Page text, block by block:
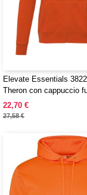
Elevate Essentials
Theron con cappuccio
uomo
22,70 €
27,58 €